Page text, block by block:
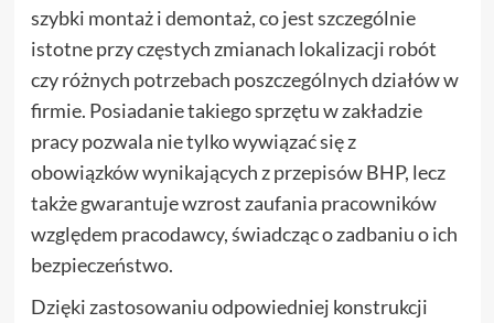
szybki montaż i demontaż, co jest szczególnie
istotne przy częstych zmianach lokalizacji robót
czy różnych potrzebach poszczególnych działów w
firmie. Posiadanie takiego sprzętu w zakładzie
pracy pozwala nie tylko wywiązać się z
obowiązków wynikających z przepisów BHP, lecz
także gwarantuje wzrost zaufania pracowników
względem pracodawcy, świadcząc o zadbaniu o ich
bezpieczeństwo.
Dzięki zastosowaniu odpowiedniej konstrukcji